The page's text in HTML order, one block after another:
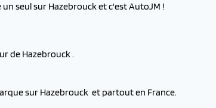
seul sur Hazebrouck et c'est AutoJM !
de Hazebrouck .
sur Hazebrouck et partout en France.